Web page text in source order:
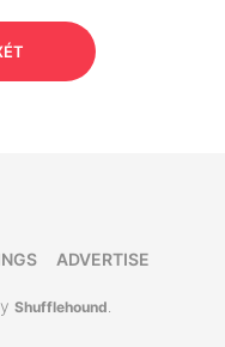
ADVERTISE
Shufflehound.